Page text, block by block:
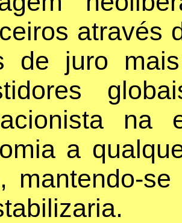
através
de juro
na
a
mantendo-